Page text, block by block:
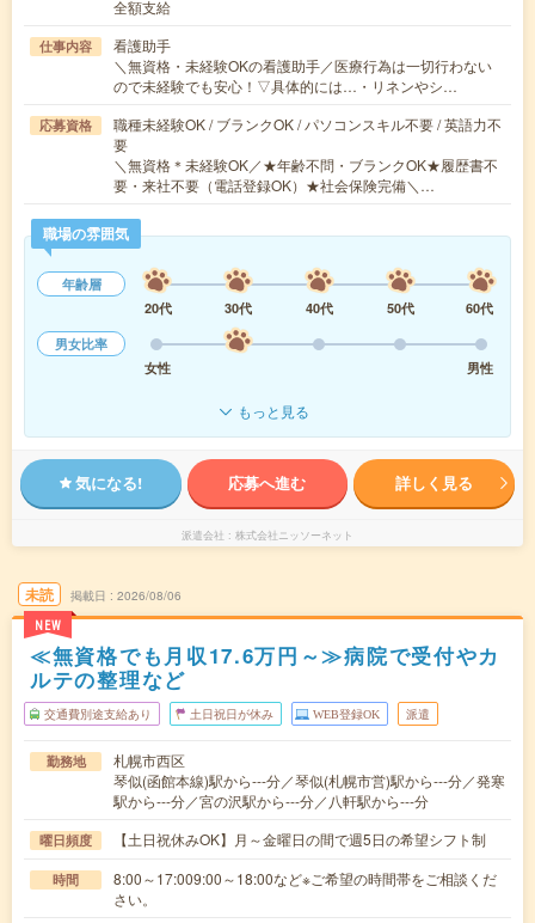
全額支給
仕事内容
看護助手
＼無資格・未経験OKの看護助手／医療行為は一切行わない
ので未経験でも安心！▽具体的には…・リネンやシ…
応募資格
職種未経験OK / ブランクOK / パソコンスキル不要 / 英語力不
要
＼無資格＊未経験OK／★年齢不問・ブランクOK★履歴書不
要・来社不要（電話登録OK）★社会保険完備＼…
職場の雰囲気
年齢層
20代
30代 40代 50代
60代
男女比率
女性
男性
もっと見る
気になる! 応募へ進む 詳しく見る
派遣会社 株式会社ニッソーネット
未読
NEW
掲載日 2026/08/06
≪無資格でも月収17.6万円～≫病院で受付やカ
ルテの整理など
交通費別途支給あり 土日祝日が休み WEB登録OK 派遣
勤務地
札幌市西区
琴似(函館本線)駅から---分／琴似(札幌市営)駅から---分／発寒
駅から---分／宮の沢駅から---分／八軒駅から---分
曜日頻度 【土日祝休みOK】月～金曜日の間で週5日の希望シフト制
時間
8:00～17:009:00～18:00など※ご希望の時間帯をご相談くだ
さい。